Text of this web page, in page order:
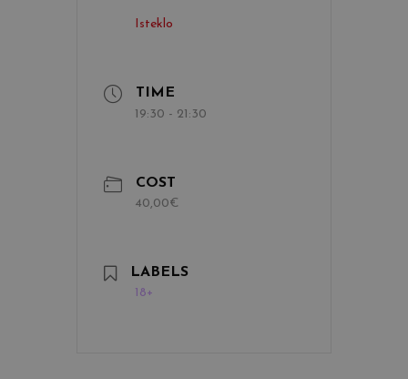
Isteklo
TIME
19:30 - 21:30
COST
40,00€
LABELS
18+